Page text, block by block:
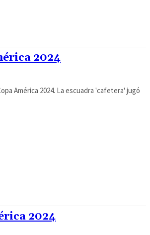
2024
América 2024. La escuadra 'cafetera' jugó
2024